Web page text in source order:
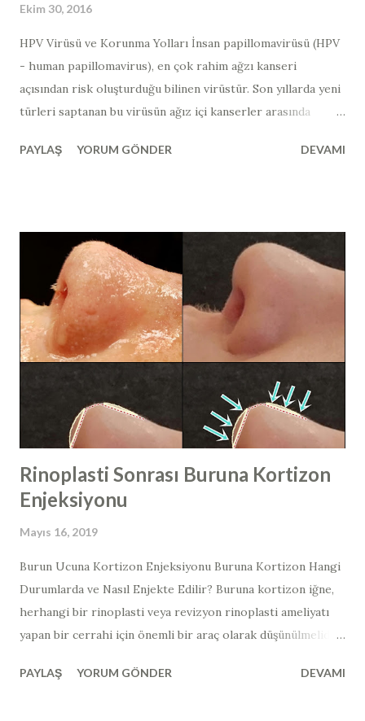
Ekim 30, 2016
HPV Virüsü ve Korunma Yolları İnsan papillomavirüsü (HPV
- human papillomavirus​), en çok rahim ağzı kanseri
açısından risk oluşturduğu bilinen virüstür. Son yıllarda yeni
türleri saptanan bu virüsün ağız içi kanserler arasında
ilişkili lezyonların çoğu iyi huyludur ve zaman zaman
neden olan papilloma virüsleri, toplu olarak insan papilloma
virüs ya da HPV (human papillomavirus​) olarak
adlandırılır. HPV virüsleri, kanserojen özelliklerine göre
yüksek riskli (HR) ve düşük riskli (LR) tip olmak üzere ikiye
ayrılır. HPV virüsleri daha çok deriden deriye temas yolu ile
bulaşır. İnsanlarda en sık düşük riskli HPV
virüsü enfeksiyonları görülür ve çoğunlukla
asemptomatiktir. Papillomavirüs genomu, konakçı hücrenin,
histonları ile dekore edilmiş ...
PAYLAŞ YORUM GÖNDER DEVAMI
Rinoplasti Sonrası Buruna Kortizon
Enjeksiyonu
Mayıs 16, 2019
Burun Ucuna Kortizon Enjeksiyonu Buruna Kortizon Hangi
Durumlarda ve Nasıl Enjekte Edilir? Buruna kortizon iğne,
herhangi bir rinoplasti veya revizyon rinoplasti ameliyatı
yapan bir cerrahi için önemli bir araç olarak düşünülmelidir.
ameliyatı yapılan ve ameliyat sonrası ve 3 ay sonraki burun
PAYLAŞ YORUM GÖNDER DEVAMI